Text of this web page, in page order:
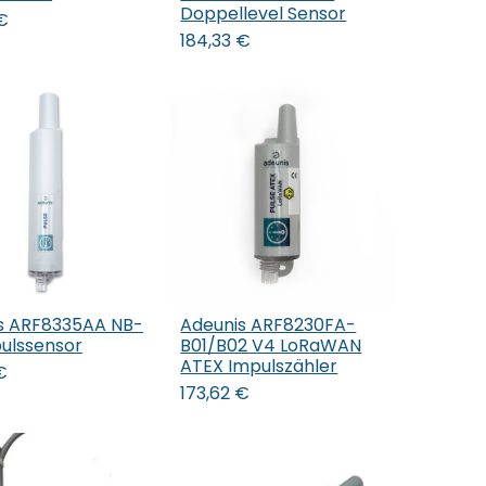
Doppellevel Sensor
184,33 €
ARF8335AA NB-
Adeunis ARF8230FA-
B01/B02 V4 LoRaWAN
ATEX Impulszähler
173,62 €